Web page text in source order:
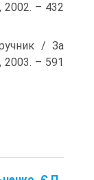
– 432
/ За
– 591